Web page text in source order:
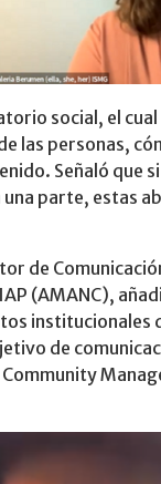
social, el
las personas,
Señaló que
parte, estas
de
(AMANC),
institucionales
de